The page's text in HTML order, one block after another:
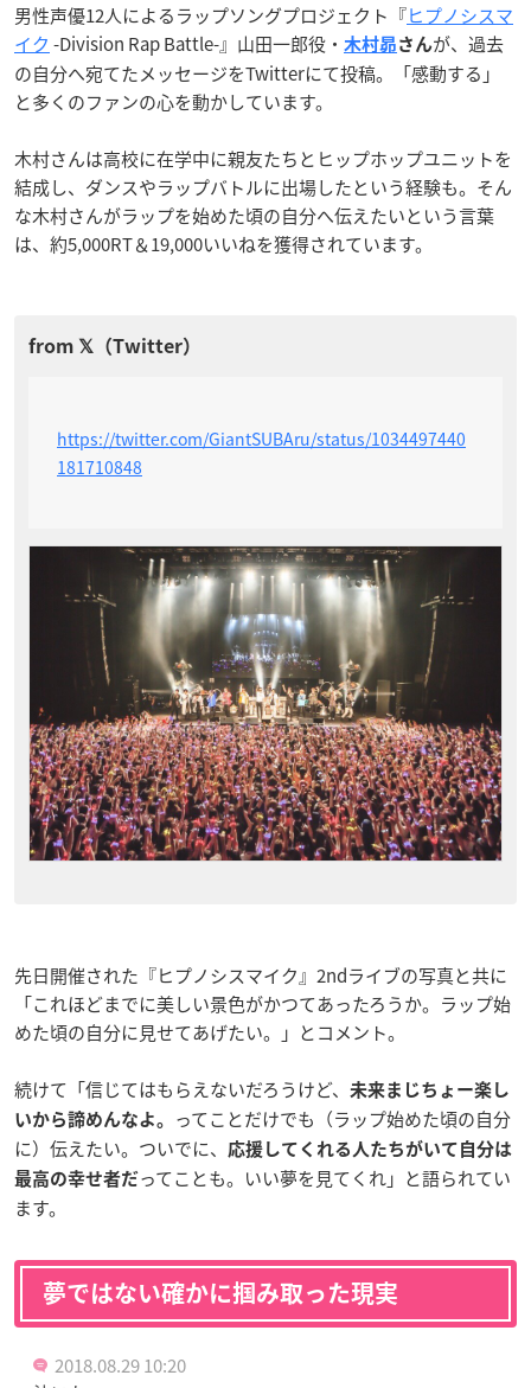
男性声優12人によるラップソングプロジェクト『ヒプノシスマ
イク -Division Rap Battle-』山田一郎役・ 木村昴 さんが、過去
の自分へ宛てたメッセージをTwitterにて投稿。「感動する」
と多くのファンの心を動かしています。
木村さんは高校に在学中に親友たちとヒップホップユニットを
結成し、ダンスやラップバトルに出場したという経験も。そん
な木村さんがラップを始めた頃の自分へ伝えたいという言葉
は、約5,000RT＆19,000いいねを獲得されています。
https://twitter.com/GiantSUBAru/status/1034497440
181710848
先日開催された『ヒプノシスマイク』2ndライブの写真と共に
「これほどまでに美しい景色がかつてあったろうか。ラップ始
めた頃の自分に見せてあげたい。」とコメント。
続けて「信じてはもらえないだろうけど、
未来まじちょー楽し
いから諦めんなよ。
ってことだけでも（ラップ始めた頃の自分
に）伝えたい。ついでに、
応援してくれる人たちがいて自分は
最高の幸せ者だってことも。いい夢を見てくれ」と語られてい
ます。
夢ではない確かに掴み取った現実
2018.08.29 10:20